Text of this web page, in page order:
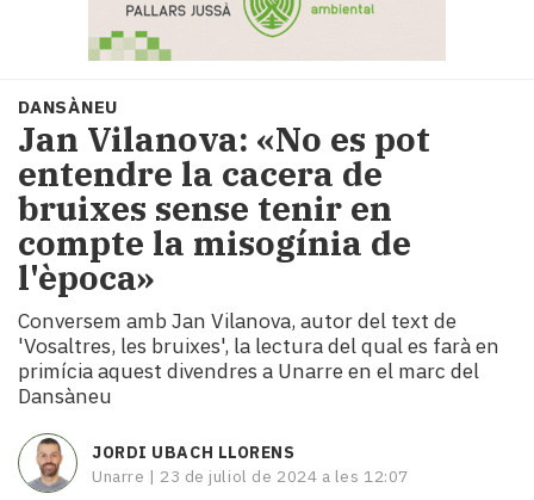
Societat
Política
i
municipis
Economia
i
turisme
Cultura
Esports
Mai
tant!
TV
i
mitjans
El
DANSÀNEU
Jan Vilanova: «No es pot
entendre la cacera de
bruixes sense tenir en
compte la misogínia de
l'època»
Conversem amb Jan Vilanova, autor del text de
'Vosaltres, les bruixes', la lectura del qual es farà en
primícia aquest divendres a Unarre en el marc del
Dansàneu
JORDI UBACH LLORENS
Unarre | 23 de juliol de 2024 a les 12:07